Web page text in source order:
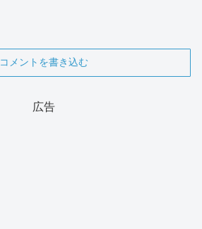
コメントを書き込む
広告